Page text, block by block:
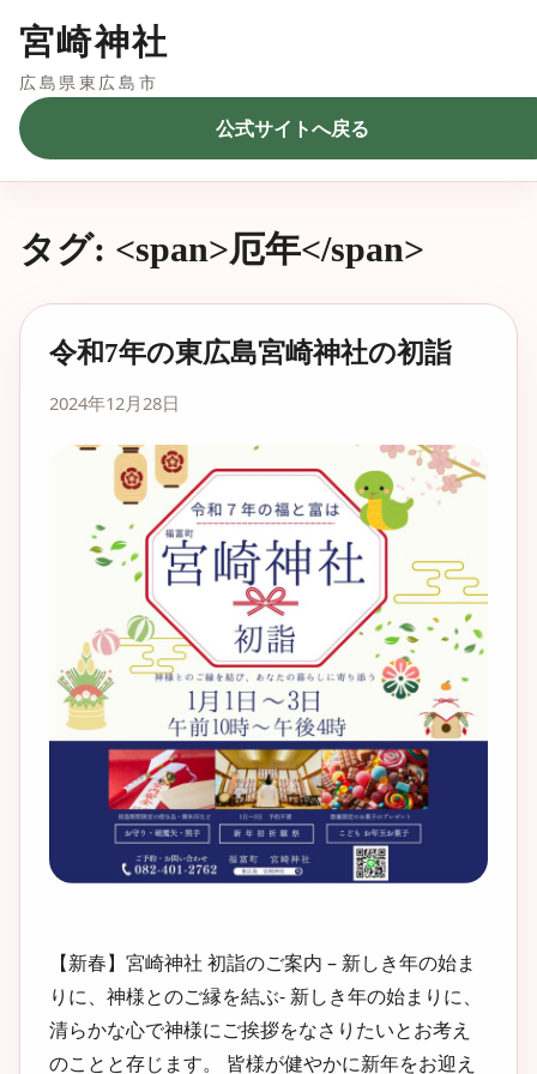
宮崎神社
広島県東広島市
公式サイトへ戻る
タグ: <span>厄年</span>
令和7年の東広島宮崎神社の初詣
2024年12月28日
【新春】宮崎神社 初詣のご案内 – 新しき年の始ま
りに、神様とのご縁を結ぶ- 新しき年の始まりに、
清らかな心で神様にご挨拶をなさりたいとお考え
のことと存じます。 皆様が健やかに新年をお迎え